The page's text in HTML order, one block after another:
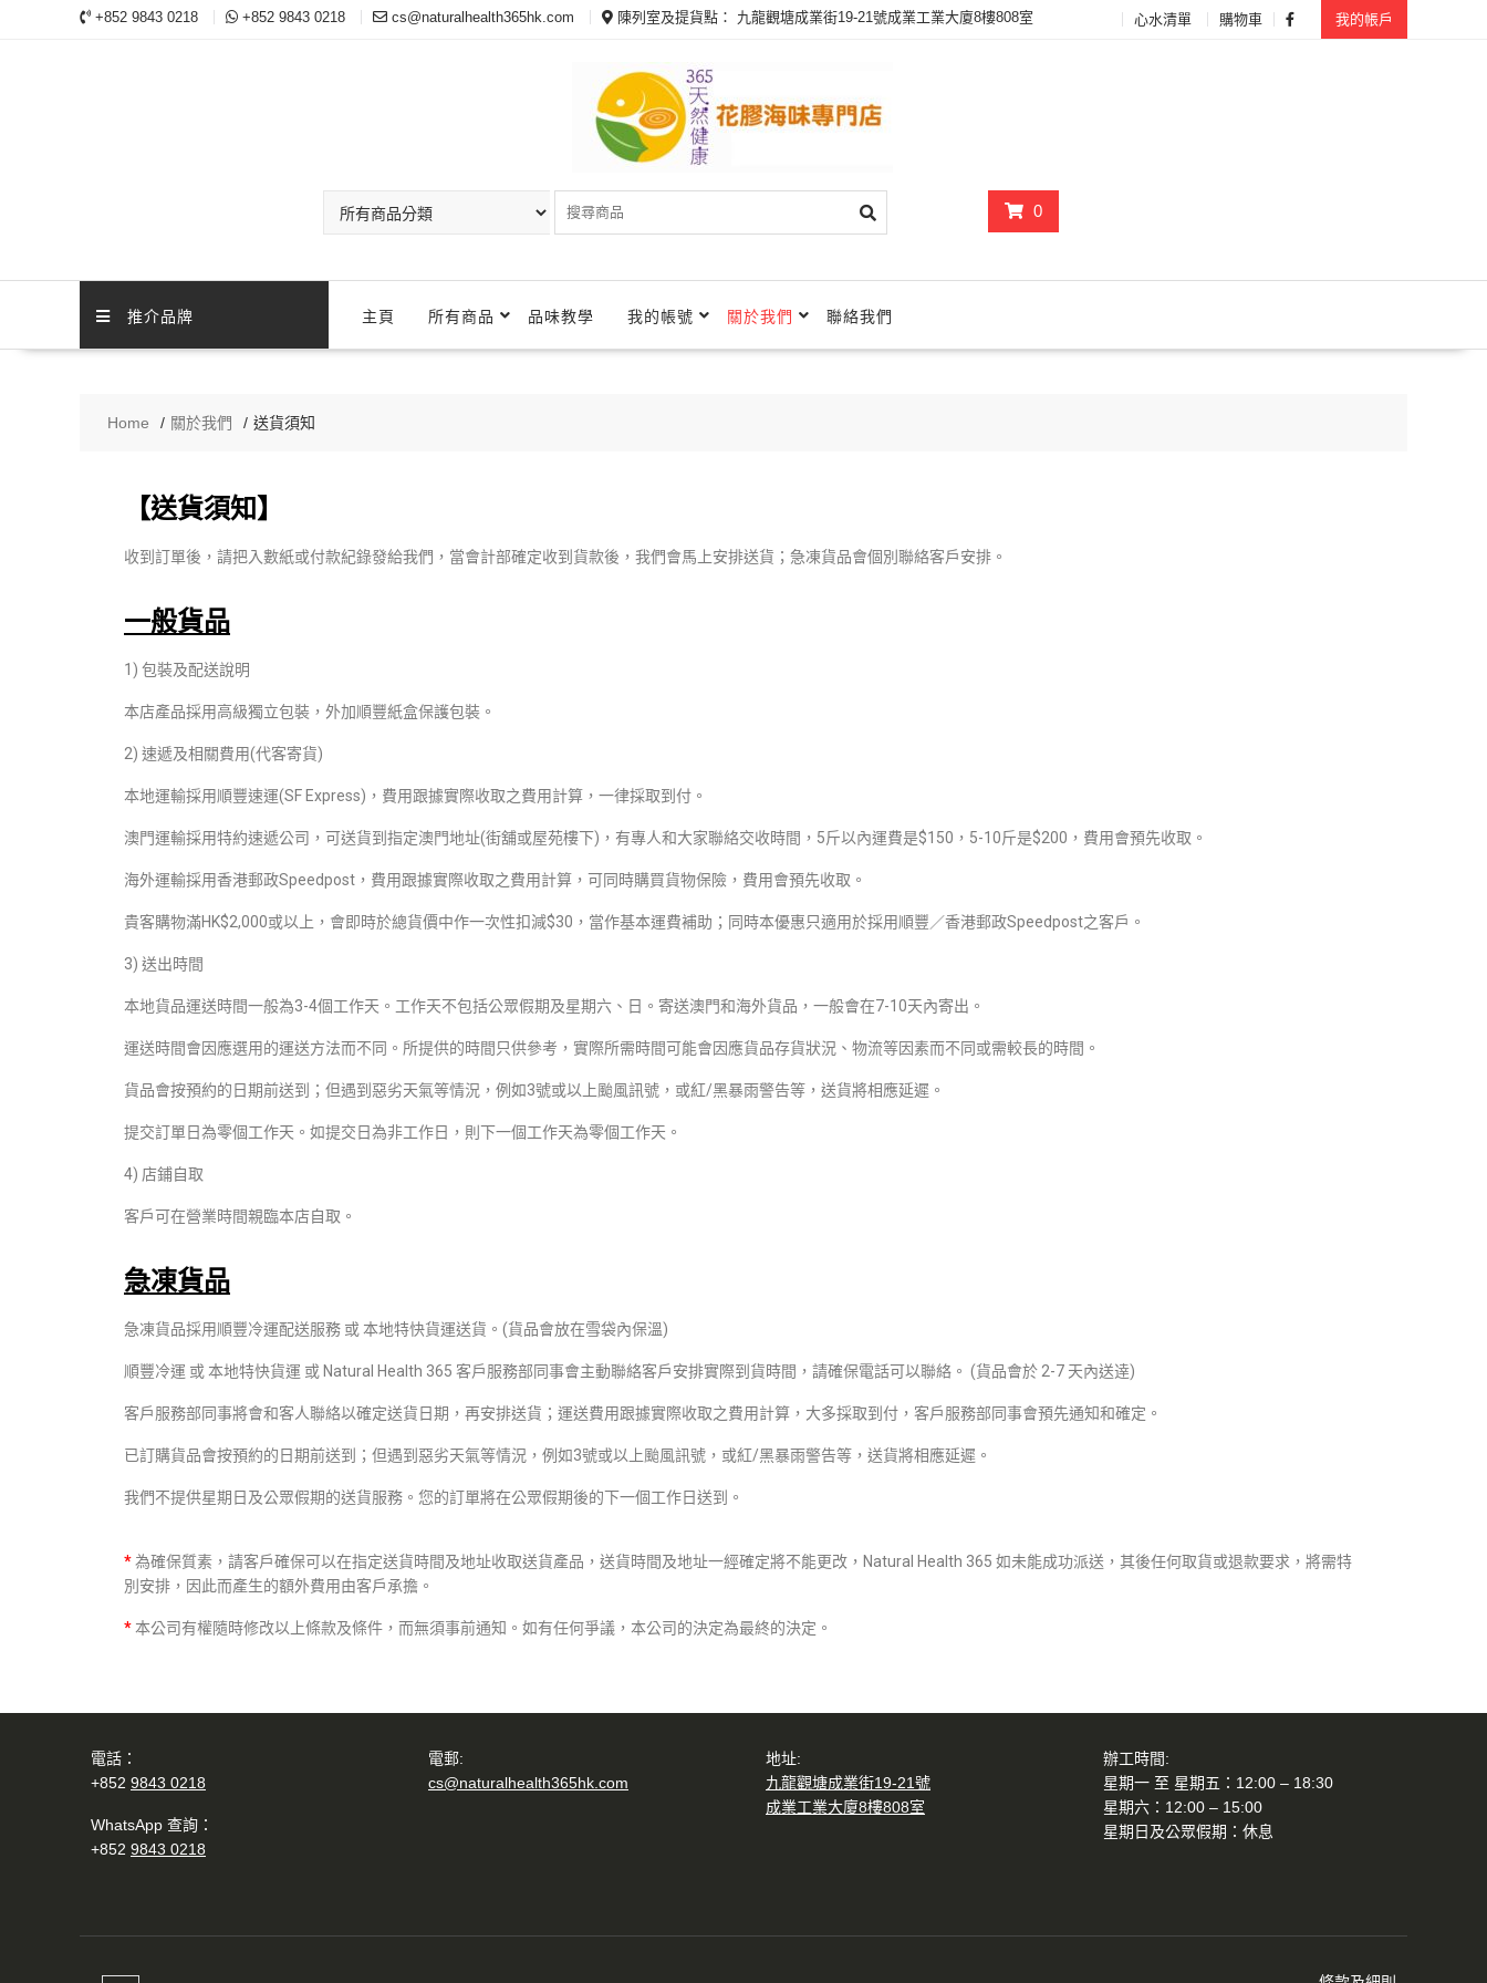
+852 9843 0218 +852 9843 0218 cs@naturalhealth365hk.com 陳列室及提貨點： 九龍觀塘成業街19-21號成業工業大廈8樓808室 心水清單 購物車 我的帳戶
0
推介品牌 主頁 所有商品 品味教學 我的帳號 關於我們 聯絡我們
Home 關於我們 送貨須知
【送貨須知】
收到訂單後，請把入數紙或付款紀錄發給我們，當會計部確定收到貨款後，我們會馬上安排送貨；急凍貨品會個別聯絡客戶安排。
一般貨品
1) 包裝及配送說明
本店產品採用高級獨立包裝，外加順豐紙盒保護包裝。
2) 速遞及相關費用(代客寄貨)
本地運輸採用順豐速運(SF Express)，費用跟據實際收取之費用計算，一律採取到付。
澳門運輸採用特約速遞公司，可送貨到指定澳門地址(街舖或屋苑樓下)，有專人和大家聯絡交收時間，5斤以內運費是$150，5-10斤是$200，費用會預先收取。
海外運輸採用香港郵政Speedpost，費用跟據實際收取之費用計算，可同時購買貨物保險，費用會預先收取。
貴客購物滿HK$2,000或以上，會即時於總貨價中作一次性扣減$30，當作基本運費補助；同時本優惠只適用於採用順豐／香港郵政Speedpost之客戶。
3) 送出時間
本地貨品運送時間一般為3-4個工作天。工作天不包括公眾假期及星期六、日。寄送澳門和海外貨品，一般會在7-10天內寄出。
運送時間會因應選用的運送方法而不同。所提供的時間只供參考，實際所需時間可能會因應貨品存貨狀況、物流等因素而不同或需較長的時間。
貨品會按預約的日期前送到；但遇到惡劣天氣等情況，例如3號或以上颱風訊號，或紅/黑暴雨警告等，送貨將相應延遲。
提交訂單日為零個工作天。如提交日為非工作日，則下一個工作天為零個工作天。
4) 店鋪自取
客戶可在營業時間親臨本店自取 。
急凍貨品
急凍貨品採用順豐冷運配送服務 或 本地特快貨運送貨。(貨品會放在雪袋內保溫)
順豐冷運 或 本地特快貨運 或 Natural Health 365 客戶服務部同事會主動聯絡客戶安排實際到貨時間，請確保電話可以聯絡。 (貨品會於 2-7 天內送逹)
客戶服務部同事將會和客人聯絡以確定送貨日期，再安排送貨； 運送費用跟據實際收取之費用計算，大多採取到付， 客戶服務部同事會預先通知和確定。
已訂購貨品會按預約的日期前送到；但遇到惡劣天氣等情況，例如3號或以上颱風訊號，或紅/黑暴雨警告等，送貨將相應延遲。
我們不提供星期日及公眾假期的送貨服務。您的訂單將在公眾假期後的下一個工作日送到。
*為確保質素，請客戶確保可以在指定送貨時間及地址收取送貨產品，送貨時間及地址一經確定將不能更改，Natural Health 365 如未能成功派送，其後任何取貨或退款要求，將需特
別安排，因此而產生的額外費用由客戶承擔。
*本公司有權隨時修改以上條款及條件，而無須事前通知。如有任何爭議，本公司的決定為最終的決定。
電話：
+852 9843 0218
WhatsApp 查詢：
+852 9843 0218
電郵:
cs@naturalhealth365hk.com
地址:
九龍觀塘成業街19-21號
成業工業大廈8樓808室
辦工時間:
星期一 至 星期五：12:00 – 18:30
星期六：12:00 – 15:00
星期日及公眾假期：休息